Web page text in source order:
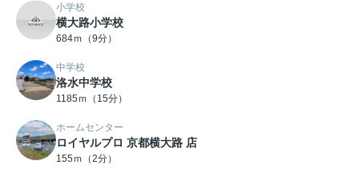
小学校
横大路小学校
684ｍ（9分）
中学校
洛水中学校
1185ｍ（15分）
ホームセンター
ロイヤルプロ 京都横大路 店
155ｍ（2分）